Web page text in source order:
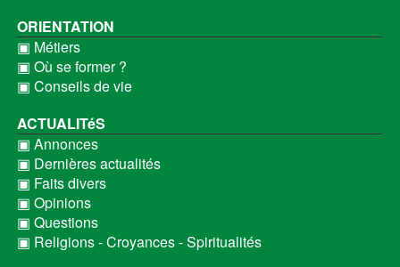
ORIENTATION
▣ Métiers
▣ Où se former ?
▣ Conseils de vie
ACTUALITéS
▣ Annonces
▣ Dernières actualités
▣ Faits divers
▣ Opinions
▣ Questions
▣ Religions - Croyances - Spiritualités